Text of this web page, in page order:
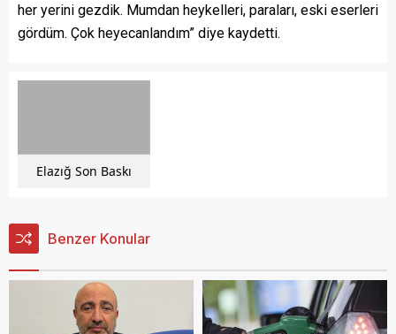
her yerini gezdik. Mumdan heykelleri, paraları, eski eserleri
gördüm. Çok heyecanlandım” diye kaydetti.
Elazığ Son Baskı
Benzer Konular